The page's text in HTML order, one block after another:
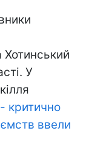
У
критично
ввели